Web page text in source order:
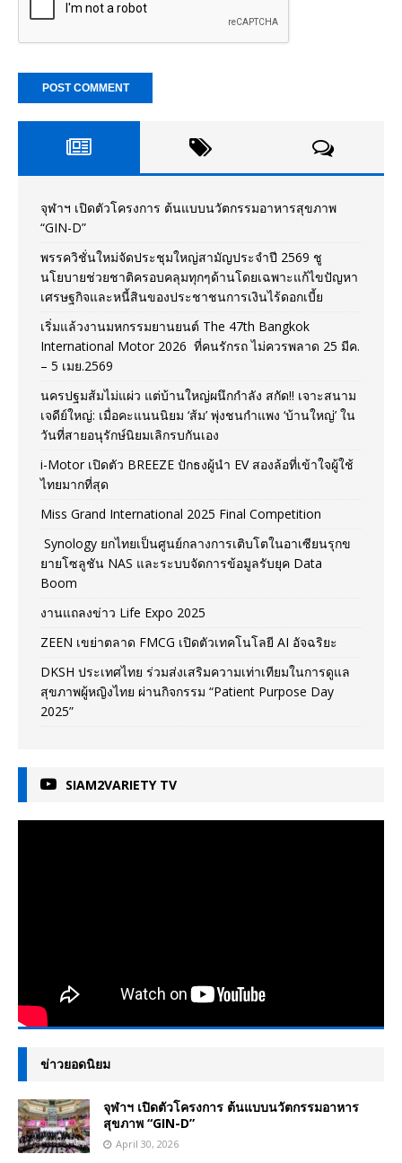
จุฬาฯ เปิดตัวโครงการ ต้นแบบนวัตกรรมอาหารสุขภาพ
“GIN-D”
พรรควิชั่นใหม่จัดประชุมใหญ่สามัญประจำปี 2569 ชู
นโยบายช่วยชาติครอบคลุมทุกๆด้านโดยเฉพาะแก้ไขปัญหา
เศรษฐกิจและหนี้สินของประชาชนการเงินไร้ดอกเบี้ย
เริ่มแล้วงานมหกรรมยานยนต์ The 47th Bangkok
International Motor 2026 ที่คนรักรถ ไม่ควรพลาด 25 มีค.
– 5 เมย.2569
นครปฐมส้มไม่แผ่ว แต่บ้านใหญ่ผนึกกำลัง สกัด!! เจาะสนาม
เจดีย์ใหญ่: เมื่อคะแนนนิยม ‘ส้ม’ พุ่งชนกำแพง ‘บ้านใหญ่’ ใน
วันที่สายอนุรักษ์นิยมเลิกรบกันเอง
i-Motor เปิดตัว BREEZE ปักธงผู้นำ EV สองล้อที่เข้าใจผู้ใช้
ไทยมากที่สุด
Miss Grand International 2025 Final Competition
Synology ยกไทยเป็นศูนย์กลางการเติบโตในอาเซียนรุกข
ยายโซลูชัน NAS และระบบจัดการข้อมูลรับยุค Data
Boom
งานแถลงข่าว Life Expo 2025
ZEEN เขย่าตลาด FMCG เปิดตัวเทคโนโลยี AI อัจฉริยะ
DKSH ประเทศไทย ร่วมส่งเสริมความเท่าเทียมในการดูแล
สุขภาพผู้หญิงไทย ผ่านกิจกรรม “Patient Purpose Day
2025”
SIAM2VARIETY TV
ข่าวยอดนิยม
จุฬาฯ เปิดตัวโครงการ ต้นแบบนวัตกรรมอาหาร
สุขภาพ “GIN-D”
April 30, 2026